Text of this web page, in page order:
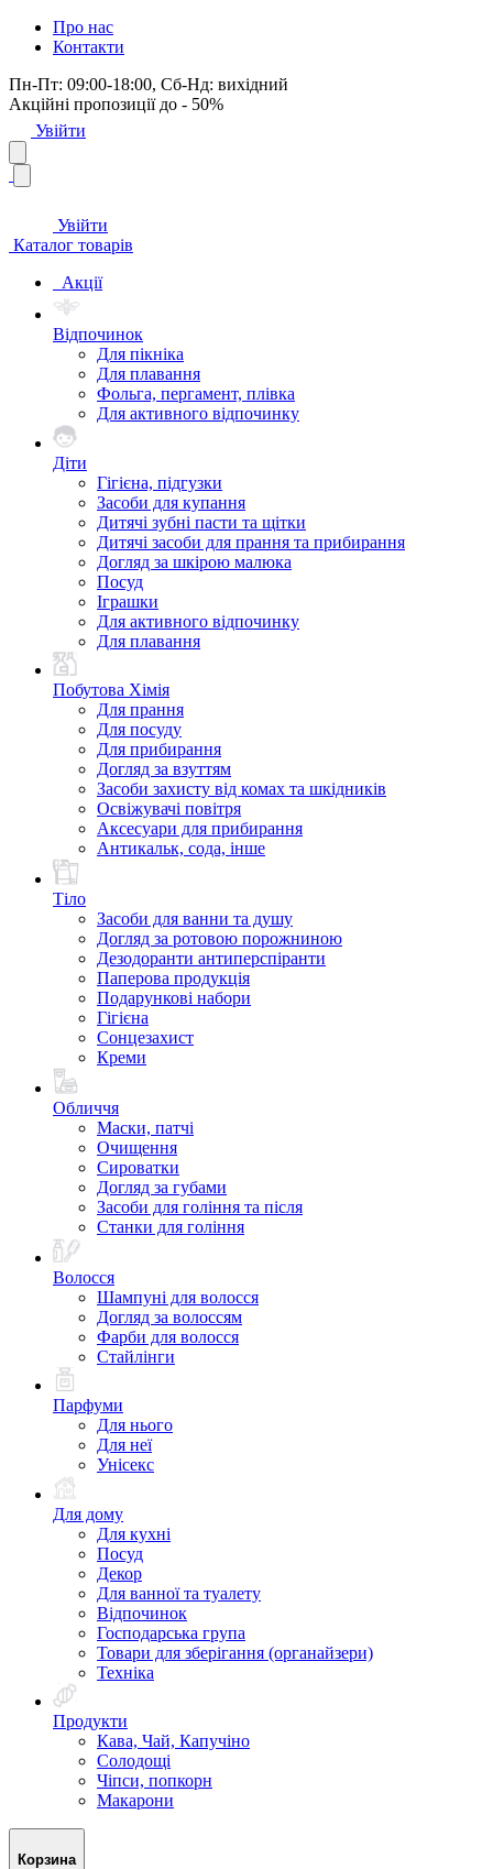
Про нас
Контакти
Пн-Пт: 09:00-18:00, Сб-Нд: вихідний
Акційні пропозиції до - 50%
Увійти
Увійти
Каталог товарів
Акції
Відпочинок
Для пікніка
Для плавання
Фольга, пергамент, плівка
Для активного відпочинку
Діти
Гігієна, підгузки
Засоби для купання
Дитячі зубні пасти та щітки
Дитячі засоби для прання та прибирання
Догляд за шкірою малюка
Посуд
Іграшки
Для активного відпочинку
Для плавання
Побутова Хімія
Для прання
Для посуду
Для прибирання
Догляд за взуттям
Засоби захисту від комах та шкідників
Освіжувачі повітря
Аксесуари для прибирання
Антикальк, сода, інше
Тіло
Засоби для ванни та душу
Догляд за ротовою порожниною
Дезодоранти антиперспіранти
Паперова продукція
Подарункові набори
Гігієна
Сонцезахист
Креми
Обличчя
Маски, патчі
Очищення
Сироватки
Догляд за губами
Засоби для гоління та після
Станки для гоління
Волосся
Шампуні для волосся
Догляд за волоссям
Фарби для волосся
Стайлінги
Парфуми
Для нього
Для неї
Унісекс
Для дому
Для кухні
Посуд
Декор
Для ванної та туалету
Відпочинок
Господарська група
Товари для зберігання (органайзери)
Техніка
Продукти
Кава, Чай, Капучіно
Солодощі
Чіпси, попкорн
Макарони
Корзина